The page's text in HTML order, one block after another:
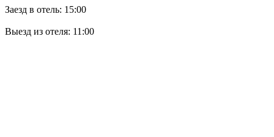
Заезд в отель: 15:00
Выезд из отеля: 11:00